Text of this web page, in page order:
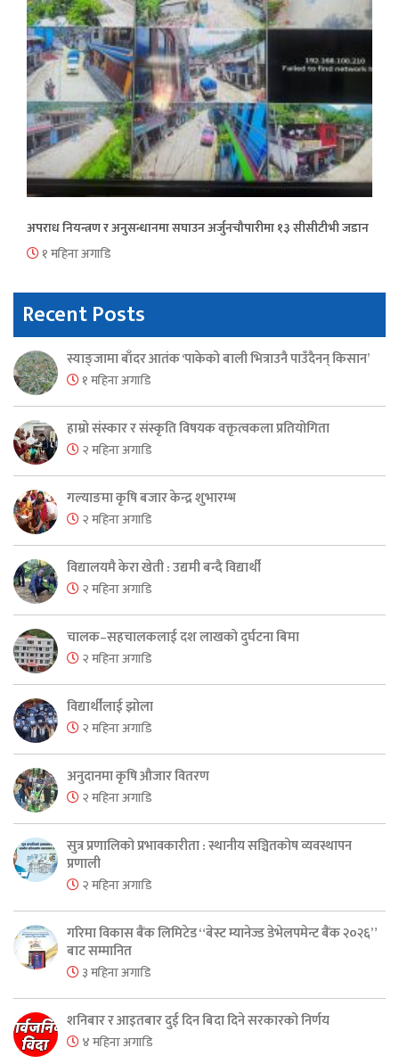
अपराध नियन्त्रण र अनुसन्धानमा सघाउन अर्जुनचौपारीमा १३ सीसीटीभी जडान
१ महिना अगाडि
Recent Posts
स्याङ्जामा बाँदर आतंक ‘पाकेको बाली भित्राउनै पाउँदैनन् किसान’
१ महिना अगाडि
हाम्रो संस्कार र संस्कृति विषयक वक्तृत्वकला प्रतियोगिता
२ महिना अगाडि
गल्याङमा कृषि बजार केन्द्र शुभारम्भ
२ महिना अगाडि
विद्यालयमै केरा खेती : उद्यमी बन्दै विद्यार्थी
२ महिना अगाडि
चालक–सहचालकलाई दश लाखको दुर्घटना बिमा
२ महिना अगाडि
विद्यार्थीलाई झोला
२ महिना अगाडि
अनुदानमा कृषि औजार वितरण
२ महिना अगाडि
सुत्र प्रणालिको प्रभावकारीता : स्थानीय सञ्चितकोष व्यवस्थापन
प्रणाली
२ महिना अगाडि
गरिमा विकास बैंक लिमिटेड “बेस्ट म्यानेज्ड डेभेलपमेन्ट बैंक २०२६”
बाट सम्मानित
३ महिना अगाडि
शनिबार र आइतबार दुई दिन बिदा दिने सरकारको निर्णय
४ महिना अगाडि